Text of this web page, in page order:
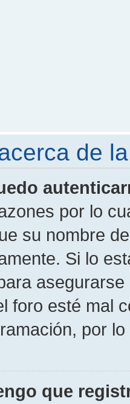
de
por lo
su nombre
Si lo
foro esté mal
por
que